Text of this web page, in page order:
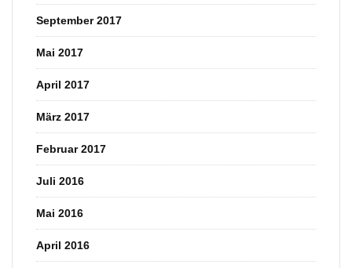
September 2017
Mai 2017
April 2017
März 2017
Februar 2017
Juli 2016
Mai 2016
April 2016